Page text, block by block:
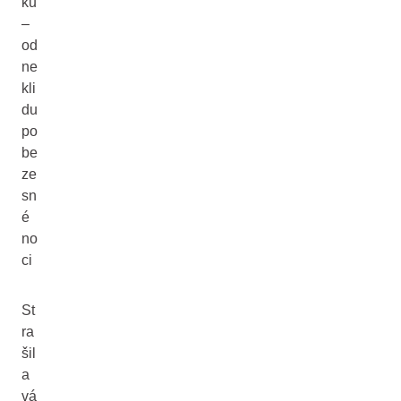
–
od
ne
kli
du
po
be
ze
sn
é
no
ci
St
ra
šil
a
vá